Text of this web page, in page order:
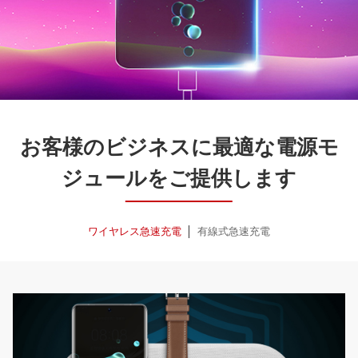
お客様のビジネスに最適な電源モ
ジュールをご提供します
ワイヤレス急速充電 有線式急速充電